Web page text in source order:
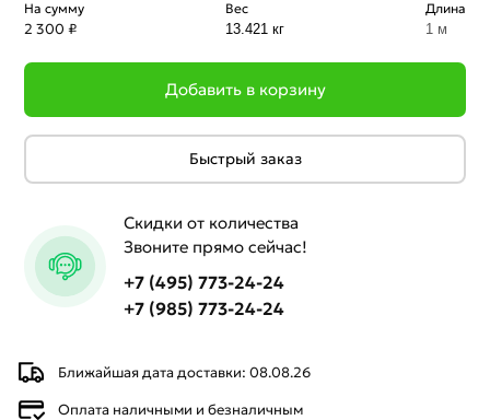
Ближайшая дата доставки: 08.08.26
Оплата наличными и безналичным
На сумму
2 300 ₽
Вес
13.421 кг
Длина
1 м
Добавить в корзину
Быстрый заказ
Скидки от количества
Звоните прямо сейчас!
+7 (495) 773-24-24
+7 (985) 773-24-24